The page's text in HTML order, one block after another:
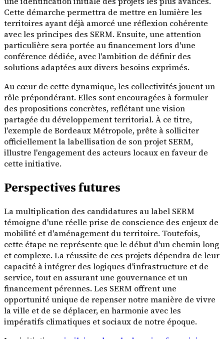
Cette démarche permettra de mettre en lumière les
territoires ayant déjà amorcé une réflexion cohérente
avec les principes des SERM. Ensuite, une attention
particulière sera portée au financement lors d'une
conférence dédiée, avec l'ambition de définir des
solutions adaptées aux divers besoins exprimés.
Au cœur de cette dynamique, les collectivités jouent un
rôle prépondérant. Elles sont encouragées à formuler
des propositions concrètes, reflétant une vision
partagée du développement territorial. À ce titre,
l'exemple de Bordeaux Métropole, prête à solliciter
officiellement la labellisation de son projet SERM,
illustre l'engagement des acteurs locaux en faveur de
cette initiative.
Perspectives futures
La multiplication des candidatures au label SERM
témoigne d'une réelle prise de conscience des enjeux de
mobilité et d'aménagement du territoire. Toutefois,
cette étape ne représente que le début d'un chemin long
et complexe. La réussite de ces projets dépendra de leur
capacité à intégrer des logiques d'infrastructure et de
service, tout en assurant une gouvernance et un
financement pérennes. Les SERM offrent une
opportunité unique de repenser notre manière de vivre
la ville et de se déplacer, en harmonie avec les
impératifs climatiques et sociaux de notre époque.